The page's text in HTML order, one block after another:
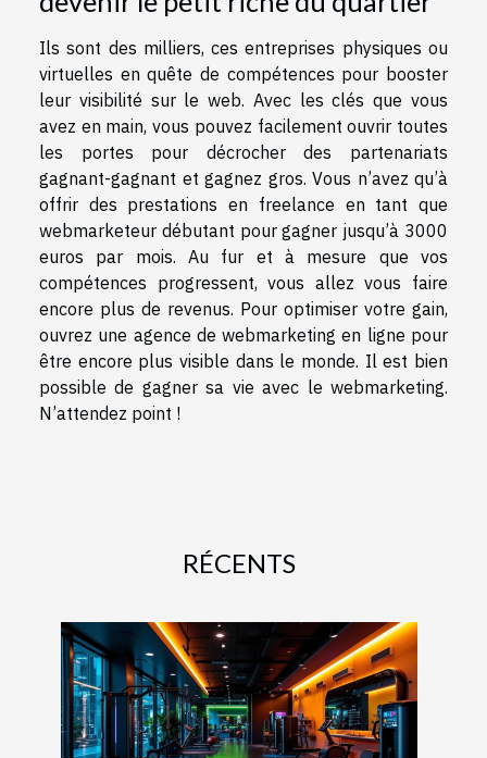
Ils sont des milliers, ces entreprises physiques ou
virtuelles en quête de compétences pour booster
leur visibilité sur le web. Avec les clés que vous
avez en main, vous pouvez facilement ouvrir toutes
les portes pour décrocher des partenariats
gagnant-gagnant et gagnez gros. Vous n’avez qu’à
offrir des prestations en freelance en tant que
webmarketeur débutant pour gagner jusqu’à 3000
euros par mois. Au fur et à mesure que vos
compétences progressent, vous allez vous faire
encore plus de revenus. Pour optimiser votre gain,
ouvrez une agence de webmarketing en ligne pour
être encore plus visible dans le monde. Il est bien
possible de gagner sa vie avec le webmarketing.
N’attendez point !
RÉCENTS